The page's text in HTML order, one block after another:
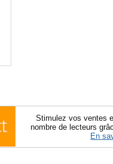
Stimulez vos ventes
nombre de lecteurs
En